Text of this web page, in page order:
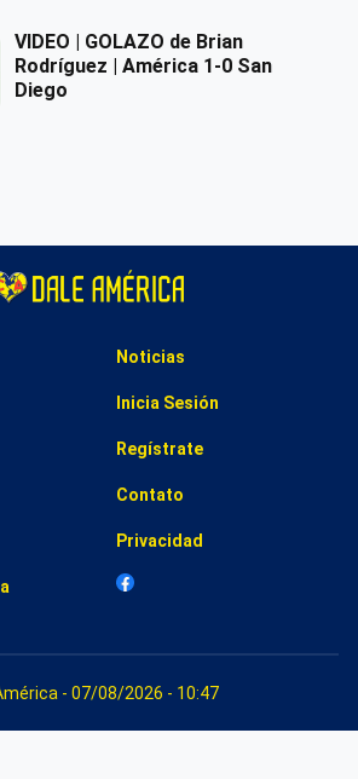
VIDEO | GOLAZO de Brian
Rodríguez | América 1-0 San
Diego
Noticias
Inicia Sesión
Regístrate
Contato
Privacidad
- 07/08/2026 - 10:47